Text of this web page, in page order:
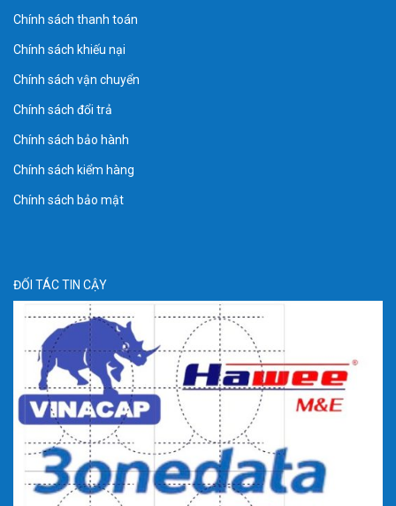
Chính sách thanh toán
Chính sách khiếu nại
Chính sách vận chuyển
Chính sách đổi trả
Chính sách bảo hành
Chính sách kiểm hàng
Chính sách bảo mật
ĐỐI TÁC TIN CẬY